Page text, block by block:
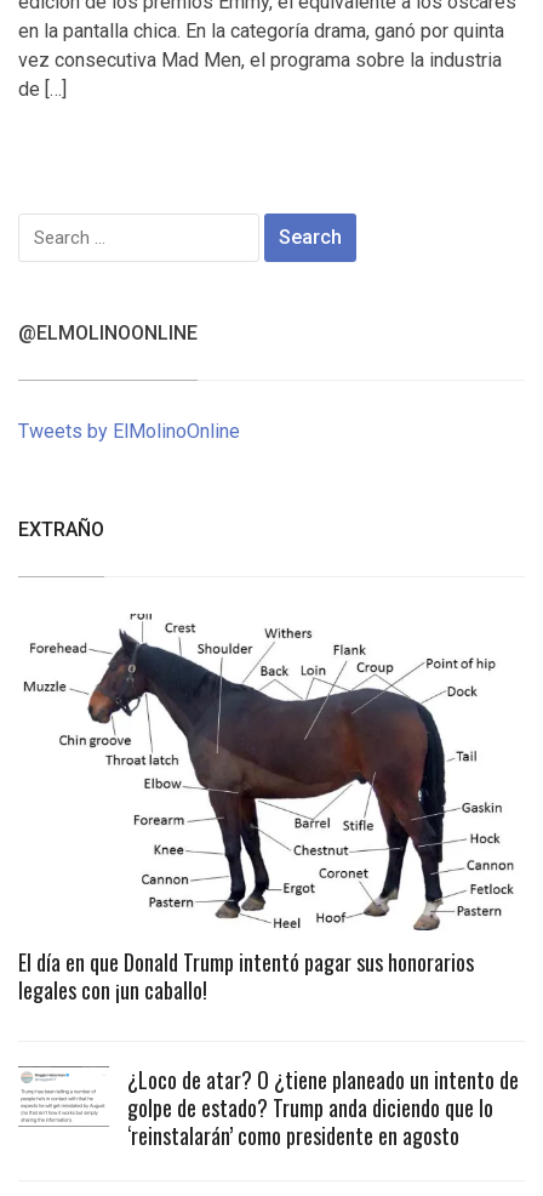
en la pantalla chica. En la categoría drama, ganó por quinta
vez consecutiva Mad Men, el programa sobre la industria
de […]
Search
for:
@ELMOLINOONLINE
Tweets by ElMolinoOnline
EXTRAÑO
El día en que Donald Trump intentó pagar sus honorarios
legales con ¡un caballo!
¿Loco de atar? O ¿tiene planeado un intento de
golpe de estado? Trump anda diciendo que lo
‘reinstalarán’ como presidente en agosto